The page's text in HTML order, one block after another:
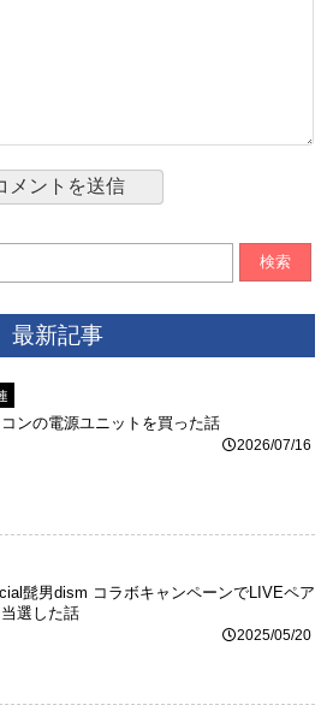
検索
最新記事
ンの電源ユニットを買った話
2026/07/16
髭男dism コラボキャンペーンでLIVEペア
選した話
2025/05/20